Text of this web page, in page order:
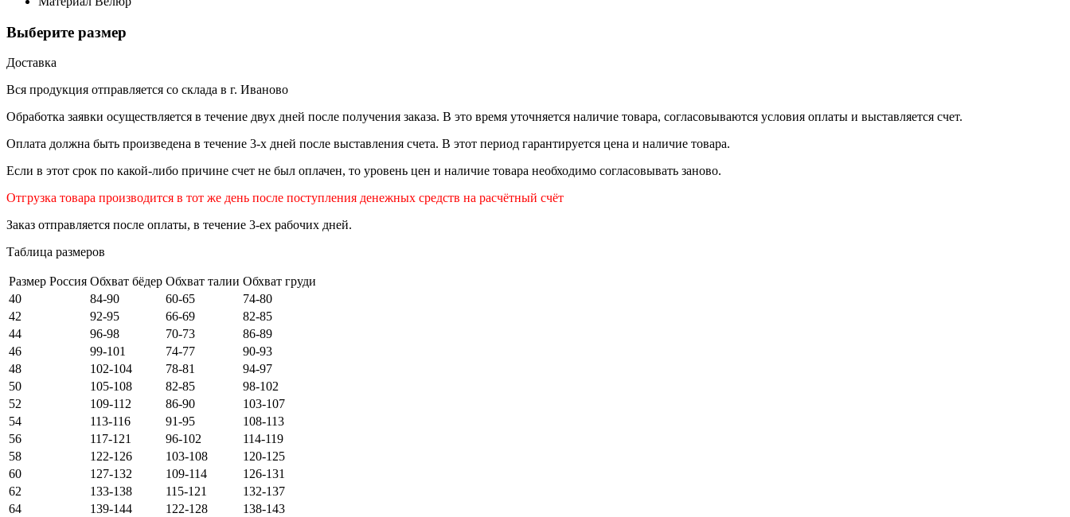
Выберите размер
Доставка
Вся продукция отправляется со склада в г. Иваново
Обработка заявки осуществляется в течение двух дней после получения заказа. В это время уточняется наличие товара, согласовываются условия оплаты и выставляется счет.
Оплата должна быть произведена в течение 3-х дней после выставления счета. В этот период гарантируется цена и наличие товара.
Если в этот срок по какой-либо причине счет не был оплачен, то уровень цен и наличие товара необходимо согласовывать заново.
Отгрузка товара производится в тот же день после поступления денежных средств на расчётный счёт
Заказ отправляется после оплаты, в течение 3-ех рабочих дней.
Таблица размеров
Размер Россия Обхват бёдер Обхват талии Обхват груди
40
84-90 60-65
74-80
42
92-95 66-69
82-85
44
96-98 70-73
86-89
46
99-101 74-77
90-93
48
102-104 78-81
94-97
50
105-108 82-85
98-102
52
109-112 86-90
103-107
54
113-116 91-95
108-113
56
117-121 96-102
114-119
58
122-126 103-108
120-125
60
127-132 109-114
126-131
62
133-138 115-121
132-137
64
139-144 122-128
138-143